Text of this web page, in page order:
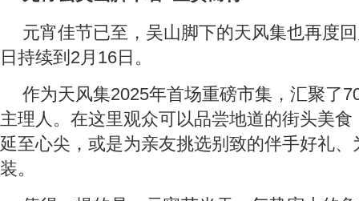
元宵佳节已至，吴山脚下的天风集也再度
日持续到2月16日。
作为天风集2025年首场重磅市集，汇聚了
主理人。在这里观众可以品尝地道的街头美
延至心尖，或是为亲友挑选别致的伴手好礼
装。